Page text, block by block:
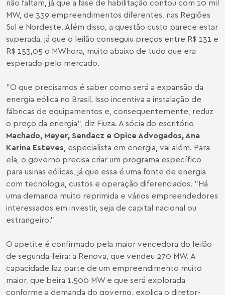
não faltam, já que a fase de habilitação contou com 10 mil
MW, de 339 empreendimentos diferentes, nas Regiões
Sul e Nordeste. Além disso, a questão custo parece estar
superada, já que o leilão conseguiu preços entre R$ 131 e
R$ 153,05 o MWhora, muito abaixo de tudo que era
esperado pelo mercado.
"O que precisamos é saber como será a expansão da
energia eólica no Brasil. Isso incentiva a instalação de
fábricas de equipamentos e, consequentemente, reduz
o preço da energia", diz Fiuza. A sócia do escritório
Machado, Meyer, Sendacz e Opice Advogados, Ana
Karina Esteves, especialista em energia, vai além. Para
ela, o governo precisa criar um programa específico
para usinas eólicas, já que essa é uma fonte de energia
com tecnologia, custos e operação diferenciados. "Há
uma demanda muito reprimida e vários empreendedores
interessados em investir, seja de capital nacional ou
estrangeiro."
O apetite é confirmado pela maior vencedora do leilão
de segunda-feira: a Renova, que vendeu 270 MW. A
capacidade faz parte de um empreendimento muito
maior, que beira 1.500 MW e que será explorada
conforme a demanda do governo, explica o diretor-